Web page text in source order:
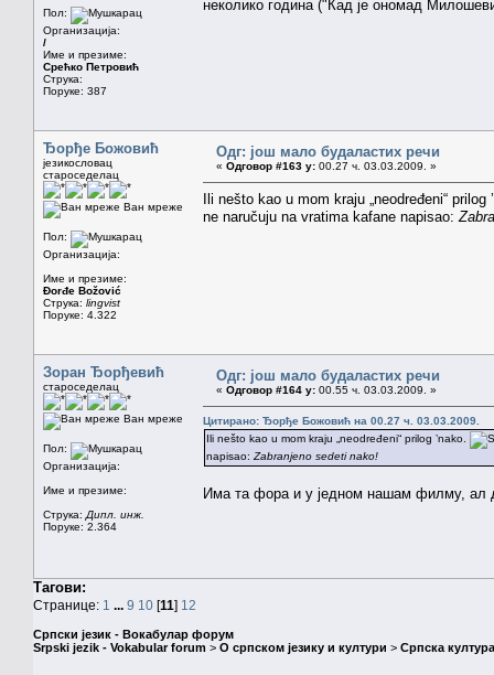
Пол:
Организација:
/
Име и презиме:
Срећко Петровић
Струка:
Поруке: 387
неколико година ("Кад је ономад
Ђорђе Божовић
језикословац
староседелац
Ван мреже
Пол:
Организација:
Име и презиме:
Đorđe Božović
Струка: lingvist
Поруке: 4.322
Одг: још мало будаластих речи
« Одговор #163 у: 00.27 ч. 03.03.2009. »
Ili nešto kao u mom kraju „neodređeni“ prilog
ne naručuju na vratima kafane napisao:
Зоран Ђорђевић
староседелац
Ван мреже
Пол:
Организација:
Име и презиме:
Струка: Дипл. инж.
Поруке: 2.364
Одг: још мало будаластих речи
« Одговор #164 у: 00.55 ч. 03.03.2009. »
Цитирано: Ђорђе Божовић на 00.27 ч. 03.03.2009.
Ili nešto kao u mom kraju „neodređeni“ prilog ’nako.
napisao: Zabranjeno sedeti nako!
Има та фора и у једном нашам филму, ал
Тагови:
Странице: 1 ... 9 10 [11] 12
Српски језик - Вокабулар форум
Srpski jezik - Vokabular forum > О српском језику и култури > Српска